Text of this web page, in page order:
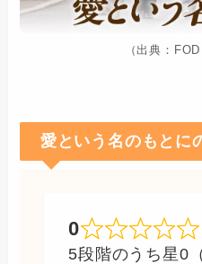
（出典：
愛という名のもとに
0
5段階のうち星0